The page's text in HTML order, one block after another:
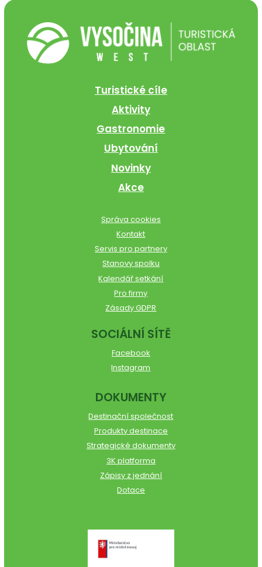
Turistické cíle
Aktivity
Gastronomie
Ubytování
Novinky
Akce
Správa cookies
Kontakt
Servis pro partnery
Stanovy spolku
Kalendář setkání
Pro firmy
Zásady GDPR
SOCIÁLNÍ SÍTĚ
Facebook
Instagram
DOKUMENTY
Destinační společnost
Produkty destinace
Strategické dokumenty
3K platforma
Zápisy z jednání
Dotace